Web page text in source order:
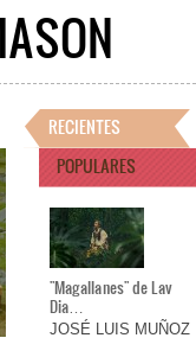
RECIENTES
POPULARES
"Magallanes" de Lav
Dia…
JOSÉ LUIS MUÑOZ